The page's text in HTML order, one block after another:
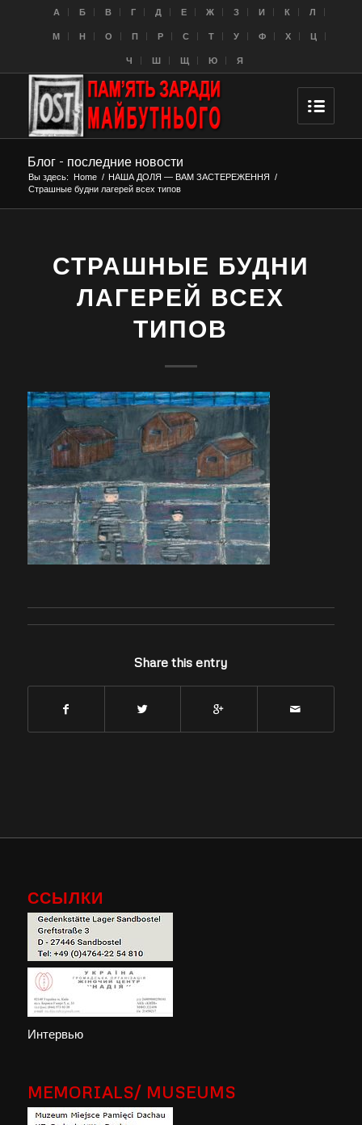
A Б В Г Д Е Ж З И К Л
M Н О П Р С Т У Ф Х Ц
Ч Ш Щ Ю Я
Блог - последние новости
Вы здесь: Home / НАША ДОЛЯ — ВАМ ЗАСТЕРЕЖЕННЯ /
Страшные будни лагерей всех типов
СТРАШНЫЕ БУДНИ
ЛАГЕРЕЙ ВСЕХ
ТИПОВ
Share this entry
ССЫЛКИ
Интервью
MEMORIALS/ MUSEUMS